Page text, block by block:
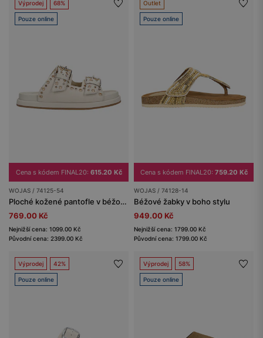
Výprodej 68%
Pouze online
Cena s kódem FINAL20: 615.20 Kč
WOJAS / 74125-54
Ploché kožené pantofle v béžové barvě se zlatými cvoky
769.00 Kč
Nejnižší cena: 1099.00 Kč
Původní cena: 2399.00 Kč
Outlet
Pouze online
Cena s kódem FINAL20: 759.20 Kč
WOJAS / 74128-14
Béžové žabky v boho stylu
949.00 Kč
Nejnižší cena: 1799.00 Kč
Původní cena: 1799.00 Kč
Výprodej 42%
Pouze online
Výprodej 58%
Pouze online